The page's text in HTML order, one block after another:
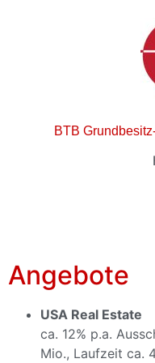
BTB
Angebote
USA Real Estate
ca. 12% p.a.
Mio., Laufzeit ca.